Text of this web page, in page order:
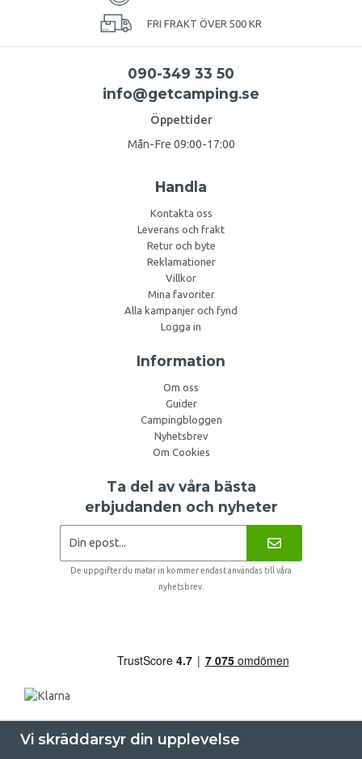
FRI FRAKT ÖVER 500 KR
090-349 33 50
info@getcamping.se
Öppettider
Mån-Fre 09:00-17:00
Handla
Kontakta oss
Leverans och frakt
Retur och byte
Reklamationer
Villkor
Mina favoriter
Alla kampanjer och fynd
Logga in
Information
Om oss
Guider
Campingbloggen
Nyhetsbrev
Om Cookies
Ta del av våra bästa
erbjudanden och nyheter
De uppgifter du matar in kommer endast användas till våra
nyhetsbrev.
Vi skräddarsyr din upplevelse